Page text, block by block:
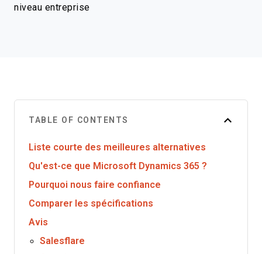
niveau entreprise
TABLE OF CONTENTS
Liste courte des meilleures alternatives
Qu'est-ce que Microsoft Dynamics 365 ?
Pourquoi nous faire confiance
Comparer les spécifications
Avis
Salesflare